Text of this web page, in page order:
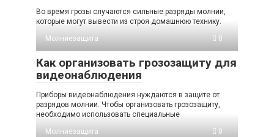
Во время грозы случаются сильные разряды молнии,
которые могут вывести из строя домашнюю технику.
Молниезащита
0
Как организовать грозозащиту для
видеонаблюдения
Приборы видеонаблюдения нуждаются в защите от
разрядов молнии. Чтобы организовать грозозащиту,
необходимо использовать специальные
Молниезащита
0